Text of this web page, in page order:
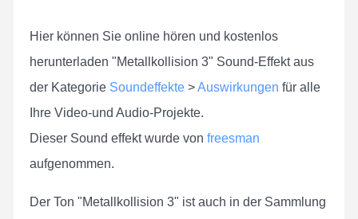
Hier können Sie online hören und kostenlos
herunterladen "Metallkollision 3" Sound-Effekt aus
der Kategorie Soundeffekte >Auswirkungen für alle
Ihre Video-und Audio-Projekte.
Dieser Sound effekt wurde von freesman
aufgenommen.
Der Ton "Metallkollision 3" ist auch in der Sammlung